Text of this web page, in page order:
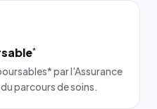
*
par l'Assurance
parcours de soins.